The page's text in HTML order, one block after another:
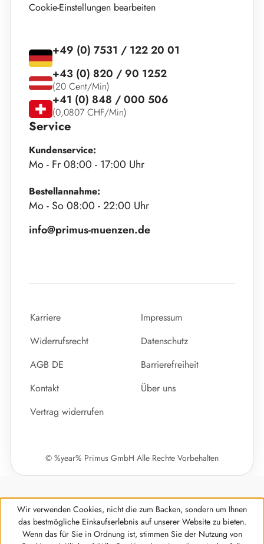
Cookie-Einstellungen bearbeiten
Service
Kundenservice:
Mo - Fr 08:00 - 17:00 Uhr
Bestellannahme:
Mo - So 08:00 - 22:00 Uhr
info@primus-muenzen.de
+49 (0) 7531 / 122 20 01
+43 (0) 820 / 90 1252
(20 Cent/Min)
+41 (0) 848 / 000 506
(0,0807 CHF/Min)
Karriere
Impressum
Widerrufsrecht
Datenschutz
AGB DE
Barrierefreiheit
Kontakt
Über uns
Vertrag widerrufen
© %year% Primus GmbH Alle Rechte Vorbehalten
Wir verwenden Cookies, nicht die zum Backen, sondern um Ihnen
das bestmögliche Einkaufserlebnis auf unserer Website zu bieten.
Wenn das für Sie in Ordnung ist, stimmen Sie der Nutzung von